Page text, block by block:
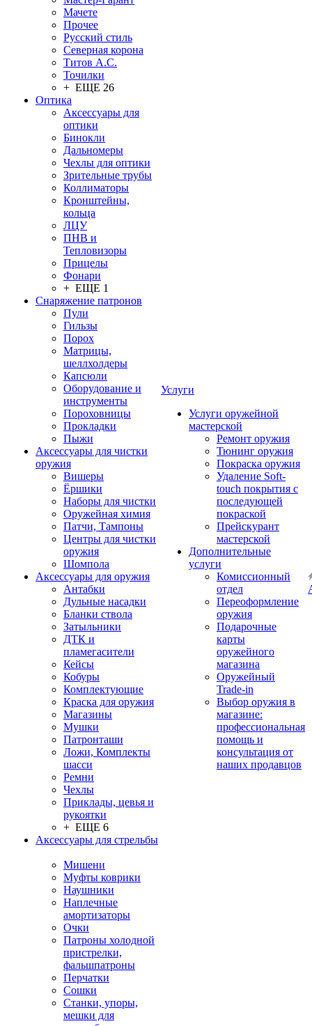
Мачете
Прочее
Русский стиль
Северная корона
Титов А.С.
Точилки
+ ЕЩЕ 26
Оптика
Аксессуары для
оптики
Бинокли
Дальномеры
Чехлы для оптики
Зрительные трубы
Коллиматоры
Кронштейны,
кольца
ЛЦУ
ПНВ и
Тепловизоры
Прицелы
Фонари
+ ЕЩЕ 1
Снаряжение патронов
Пули
Гильзы
Порох
Матрицы,
шеллхолдеры
Капсюли
Оборудование и
инструменты
Пороховницы
Прокладки
Пыжи
Аксессуары для чистки
оружия
Вишеры
Ёршики
Наборы для чистки
Оружейная химия
Патчи, Тампоны
Центры для чистки
оружия
Шомпола
Аксессуары для оружия
Антабки
Дульные насадки
Бланки ствола
Затыльники
ДТК и
пламегасители
Кейсы
Кобуры
Комплектующие
Краска для оружия
Магазины
Мушки
Патронташи
Ложи, Комплекты
шасси
Ремни
Чехлы
Приклады, цевья и
рукоятки
+ ЕЩЕ 6
Аксессуары для стрельбы
Мишени
Муфты коврики
Наушники
Наплечные
амортизаторы
Очки
Патроны холодной
пристрелки,
фальшпатроны
Перчатки
Сошки
Станки, упоры,
мешки для
Услуги
Услуги оружейной
мастерской
Ремонт оружия
Тюнинг оружия
Покраска оружия
Удаление Soft-
touch покрытия с
последующей
покраской
Прейскурант
мастерской
Дополнительные
услуги
Комиссионный
отдел
Переоформление
оружия
Подарочные
карты
оружейного
магазина
Оружейный
Trade-in
Выбор оружия в
магазине:
профессиональная
помощь и
консультация от
наших продавцов